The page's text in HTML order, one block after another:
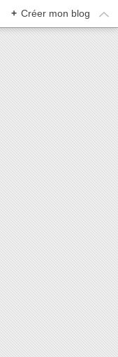
+ Créer mon blog